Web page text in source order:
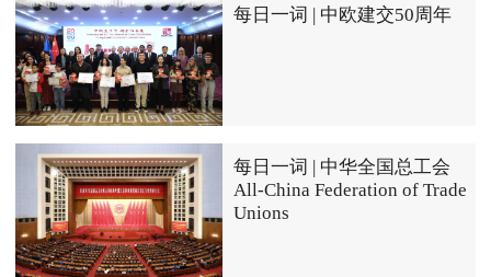
每日一词 | 中欧建交50周年
每日一词 | 中华全国总工会
All-China Federation of Trade
Unions